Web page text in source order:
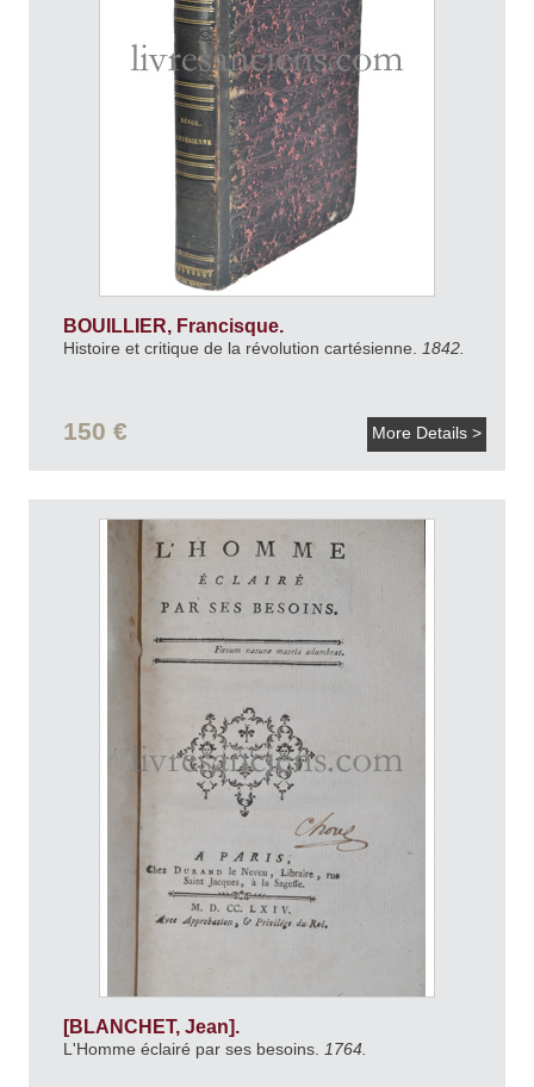
BOUILLIER, Francisque.
Histoire et critique de la révolution cartésienne. 1842.
150 € More Details >
[BLANCHET, Jean].
L'Homme éclairé par ses besoins. 1764.